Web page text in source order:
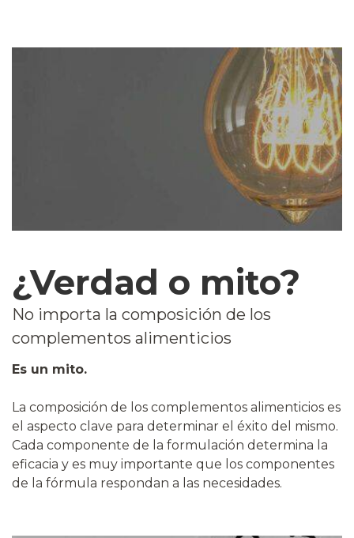
¿Verdad o mito?
No importa la composición de los
complementos alimenticios
Es un mito.
La composición de los complementos alimenticios es
el aspecto clave para determinar el éxito del mismo.
Cada componente de la formulación determina la
eficacia y es muy importante que los componentes
de la fórmula respondan a las necesidades.